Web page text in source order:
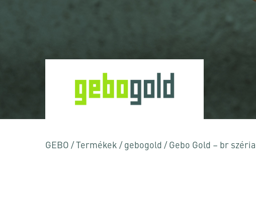
Nyomja meg az Enter billentyűt a kereséshez vagy
GEBO / Termékek / gebogold / Gebo Gold – br széria